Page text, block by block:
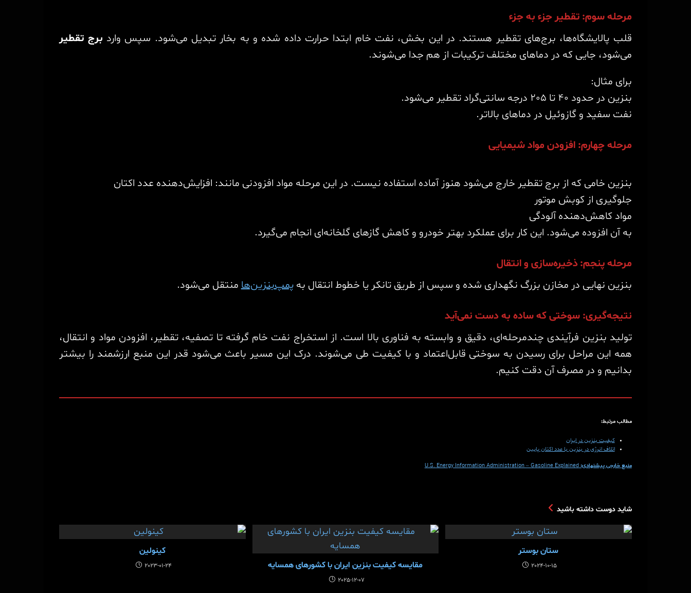
مرحله سوم: تقطیر جزء به جزء
قلب پالایشگاه‌ها، برج‌های تقطیر هستند. در این بخش، نفت خام ابتدا حرارت داده شده و به بخار تبدیل می‌شود. سپس وارد برج تقطیر
می‌شود، جایی که در دماهای مختلف ترکیبات از هم جدا می‌شوند.
برای مثال:
بنزین در حدود 40 تا 205 درجه سانتی‌گراد تقطیر می‌شود.
نفت سفید و گازوئیل در دماهای بالاتر.
مرحله چهارم: افزودن مواد شیمیایی
بنزین خامی که از برج تقطیر خارج می‌شود هنوز آماده استفاده نیست. در این مرحله مواد افزودنی مانند: افزایش‌دهنده عدد اکتان
جلوگیری از کوبش موتور
مواد کاهش‌دهنده آلودگی
به آن افزوده می‌شود. این کار برای عملکرد بهتر خودرو و کاهش گازهای گلخانه‌ای انجام می‌گیرد.
مرحله پنجم: ذخیره‌سازی و انتقال
بنزین نهایی در مخازن بزرگ نگهداری شده و سپس از طریق تانکر یا خطوط انتقال بهپمپ‌بنزین‌هامنتقل می‌شود.
نتیجه‌گیری: سوختی که ساده به دست نمی‌آید
تولید بنزین فرآیندی چندمرحله‌ای، دقیق و وابسته به فناوری بالا است. از استخراج نفت خام گرفته تا تصفیه، تقطیر، افزودن مواد و انتقال،
همه این مراحل برای رسیدن به سوختی قابل‌اعتماد و با کیفیت طی می‌شوند. درک این مسیر باعث می‌شود قدر این منبع ارزشمند را بیشتر
بدانیم و در مصرف آن دقت کنیم.
مطالب مرتبط:
کیفیت بنزین در ایران
اتلاف انرژی در بنزین با عدد اکتان پایین
منبع خارجی پیشنهادی: U.S. Energy Information Administration – Gasoline Explained
شاید دوست داشته باشید
کینولین
2023-01-24 مقایسه کیفیت بنزین ایران با کشورهای همسایه
2025-12-07
ستان بوستر
2024-10-15